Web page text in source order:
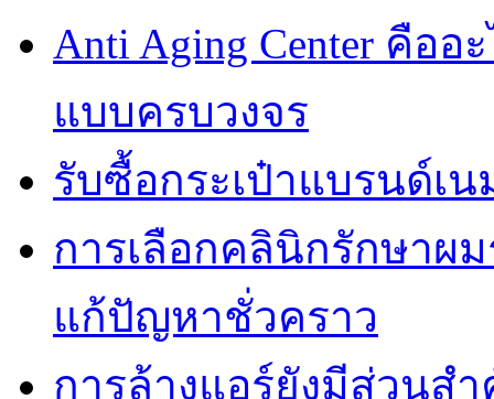
Anti Aging Center คือ
แบบครบวงจร
รับซื้อกระเป๋าแบรนด์เ
การเลือกคลินิกรักษาผม
แก้ปัญหาชั่วคราว
การล้างแอร์ยังมีส่วน